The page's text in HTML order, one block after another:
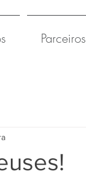
Parceiros